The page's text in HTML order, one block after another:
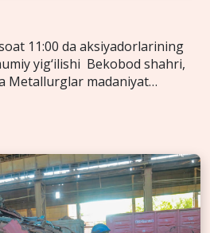
11:00 da aksiyadorlarining
yig‘ilishi Bekobod shahri,
Metallurglar madaniyat